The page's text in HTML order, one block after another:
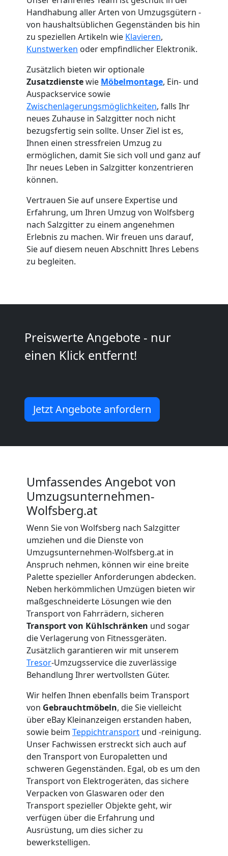
Handhabung aller Arten von Umzugsgütern -
von haushaltsüblichen Gegenständen bis hin
zu speziellen Artikeln wie Klavieren,
Kunstwerken oder empfindlicher Elektronik.
Zusätzlich bieten wir optionale
Zusatzdienstewie Möbelmontage, Ein- und
Auspackservice sowie
Zwischenlagerungsmöglichkeiten, falls Ihr
neues Zuhause in Salzgitter noch nicht
bezugsfertig sein sollte. Unser Ziel ist es,
Ihnen einen stressfreien Umzug zu
ermöglichen, damit Sie sich voll und ganz auf
Ihr neues Leben in Salzgitter konzentrieren
können.
Vertrauen Sie auf unsere Expertise und
Erfahrung, um Ihren Umzug von Wolfsberg
nach Salzgitter zu einem angenehmen
Erlebnis zu machen. Wir freuen uns darauf,
Sie auf diesem neuen Abschnitt Ihres Lebens
zu begleiten.
Preiswerte Angebote - nur
einen Klick entfernt!
Jetzt Angebote anfordern
Umfassendes Angebot von
Umzugsunternehmen-
Wolfsberg.at
Wenn Sie von Wolfsberg nach Salzgitter
umziehen und die Dienste von
Umzugsunternehmen-Wolfsberg.at in
Anspruch nehmen, können wir eine breite
Palette spezieller Anforderungen abdecken.
Neben herkömmlichen Umzügen bieten wir
maßgeschneiderte Lösungen wie den
Transport von Fahrrädern, sicheren
Transport von Kühlschränken und sogar
die Verlagerung von Fitnessgeräten.
Zusätzlich garantieren wir mit unserem
Tresor-Umzugsservice die zuverlässige
Behandlung Ihrer wertvollsten Güter.
Wir helfen Ihnen ebenfalls beim Transport
von Gebrauchtmöbeln, die Sie vielleicht
über eBay Kleinanzeigen erstanden haben,
sowie beim Teppichtransport und -reinigung.
Unser Fachwissen erstreckt sich auch auf
den Transport von Europaletten und
schweren Gegenständen. Egal, ob es um den
Transport von Elektrogeräten, das sichere
Verpacken von Glaswaren oder den
Transport spezieller Objekte geht, wir
verfügen über die Erfahrung und
Ausrüstung, um dies sicher zu
bewerkstelligen.
Umzugshelfer
Wolfsberg
Möbeltaxi
Wolfsberg
Möbelmontage
Möbeltransport
Wolfsberg
Beiladung
Wolfsberg
Mini
Umzug
Wolfsberg
Umzug
Mann
LKW
Wolfsberg
Kunsttransport
Wolfsberg